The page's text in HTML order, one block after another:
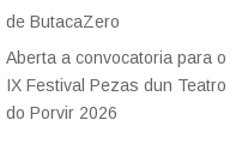
de ButacaZero
Aberta a convocatoria para o
IX Festival Pezas dun Teatro
do Porvir 2026